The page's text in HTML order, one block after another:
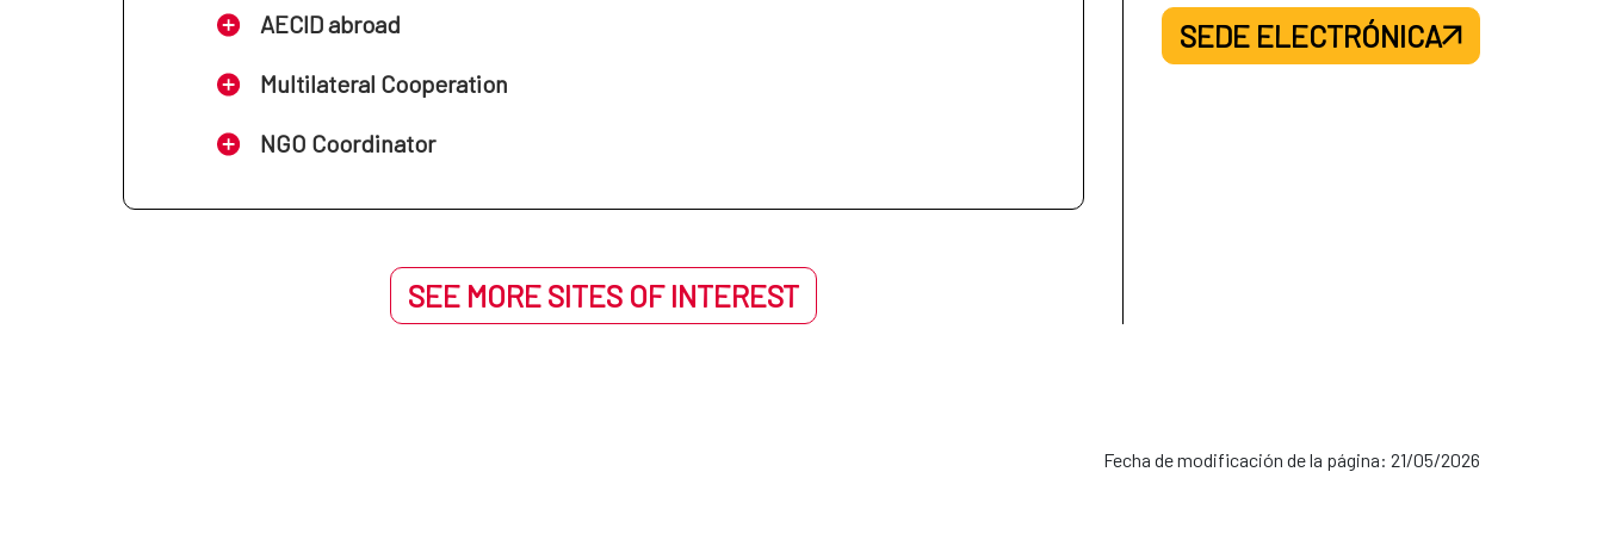
AECID abroad
Multilateral Cooperation
NGO Coordinator
SEE MORE SITES OF INTEREST
SEDE ELECTRÓNICA
Fecha de modificación de la página: 21/05/2026